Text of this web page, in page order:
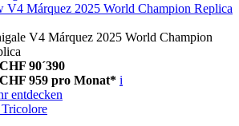
V4 Márquez 2025 World Champion Replica
V4 Márquez 2025 World Champion
90´390
959 pro Monat* i
entdecken